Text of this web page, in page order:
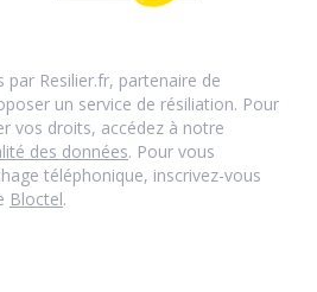
Resilier.fr, partenaire de
un service de résiliation. Pour
vos droits, accédez à notre
des données. Pour vous
téléphonique, inscrivez-vous
Bloctel.